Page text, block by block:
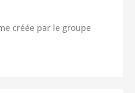
créée par le groupe